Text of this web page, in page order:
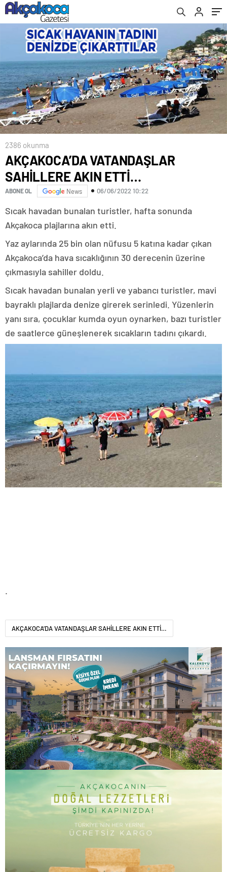
2386 okunma
AKÇAKOCA’DA VATANDAŞLAR
SAHİLLERE AKIN ETTİ…
ABONE OL News 06/06/2022 10:22
Sıcak havadan bunalan turistler, hafta sonunda
Akçakoca plajlarına akın etti.
Yaz aylarında 25 bin olan nüfusu 5 katına kadar çıkan
Akçakoca’da hava sıcaklığının 30 derecenin üzerine
çıkmasıyla sahiller doldu.
Sıcak havadan bunalan yerli ve yabancı turistler, mavi
bayraklı plajlarda denize girerek serinledi. Yüzenlerin
yanı sıra, çocuklar kumda oyun oynarken, bazı turistler
de saatlerce güneşlenerek sıcakların tadını çıkardı.
.
AKÇAKOCA’DA VATANDAŞLAR SAHİLLERE AKIN ETTİ…